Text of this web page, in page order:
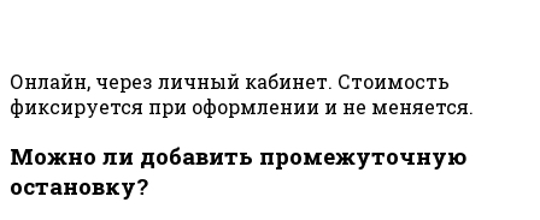
Онлайн, через личный кабинет. Стоимость
фиксируется при оформлении и не меняется.
Можно ли добавить промежуточную
остановку?